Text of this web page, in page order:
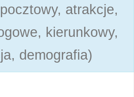
atrakcje,
kierunkowy,
demografia)